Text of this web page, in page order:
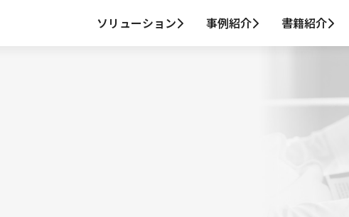
ソリューション 事例紹介 書籍紹介